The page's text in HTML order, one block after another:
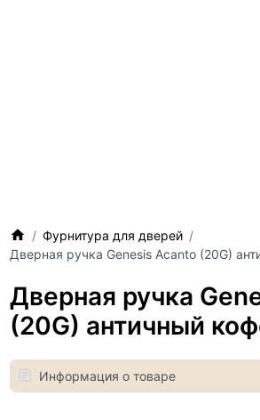
Фурнитура для дверей
Дверная ручка Genesis Acanto (20G)
Дверная ручка
(20G) античный
Информация о товаре